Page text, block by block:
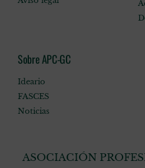
Sobre APC-GC
Ideario
FASCES
Noticias
ASOCIACIÓN